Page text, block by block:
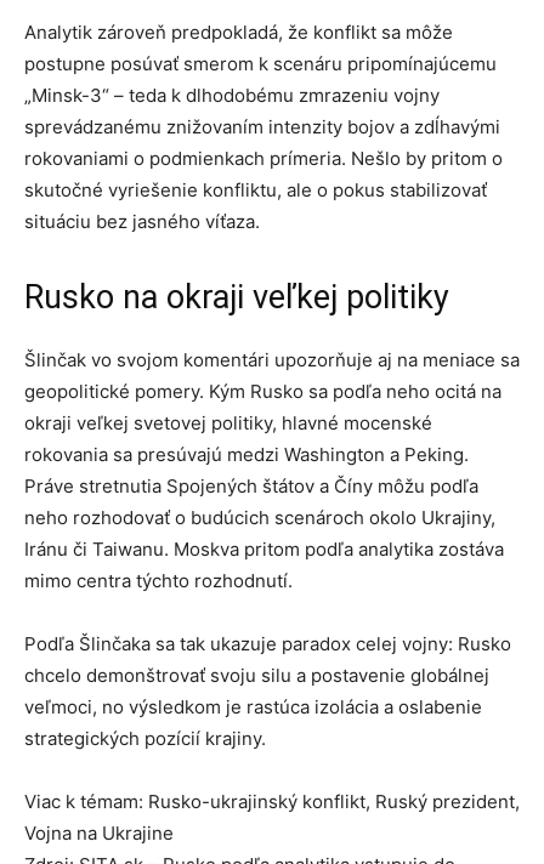
Analytik zároveň predpokladá, že konflikt sa môže
postupne posúvať smerom k scenáru pripomínajúcemu
„Minsk-3“ – teda k dlhodobému zmrazeniu vojny
sprevádzanému znižovaním intenzity bojov a zdĺhavými
rokovaniami o podmienkach prímeria. Nešlo by pritom o
skutočné vyriešenie konfliktu, ale o pokus stabilizovať
situáciu bez jasného víťaza.
Rusko na okraji veľkej politiky
Šlinčak vo svojom komentári upozorňuje aj na meniace sa
geopolitické pomery. Kým Rusko sa podľa neho ocitá na
okraji veľkej svetovej politiky, hlavné mocenské
rokovania sa presúvajú medzi Washington a Peking.
Práve stretnutia Spojených štátov a Číny môžu podľa
neho rozhodovať o budúcich scenároch okolo Ukrajiny,
Iránu či Taiwanu. Moskva pritom podľa analytika zostáva
mimo centra týchto rozhodnutí.
Podľa Šlinčaka sa tak ukazuje paradox celej vojny: Rusko
chcelo demonštrovať svoju silu a postavenie globálnej
veľmoci, no výsledkom je rastúca izolácia a oslabenie
strategických pozícií krajiny.
Viac k témam: Rusko-ukrajinský konflikt, Ruský prezident,
Vojna na Ukrajine